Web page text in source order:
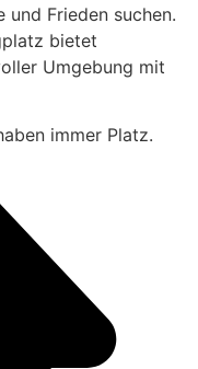
Frieden suchen.
bietet
Umgebung mit
immer Platz.